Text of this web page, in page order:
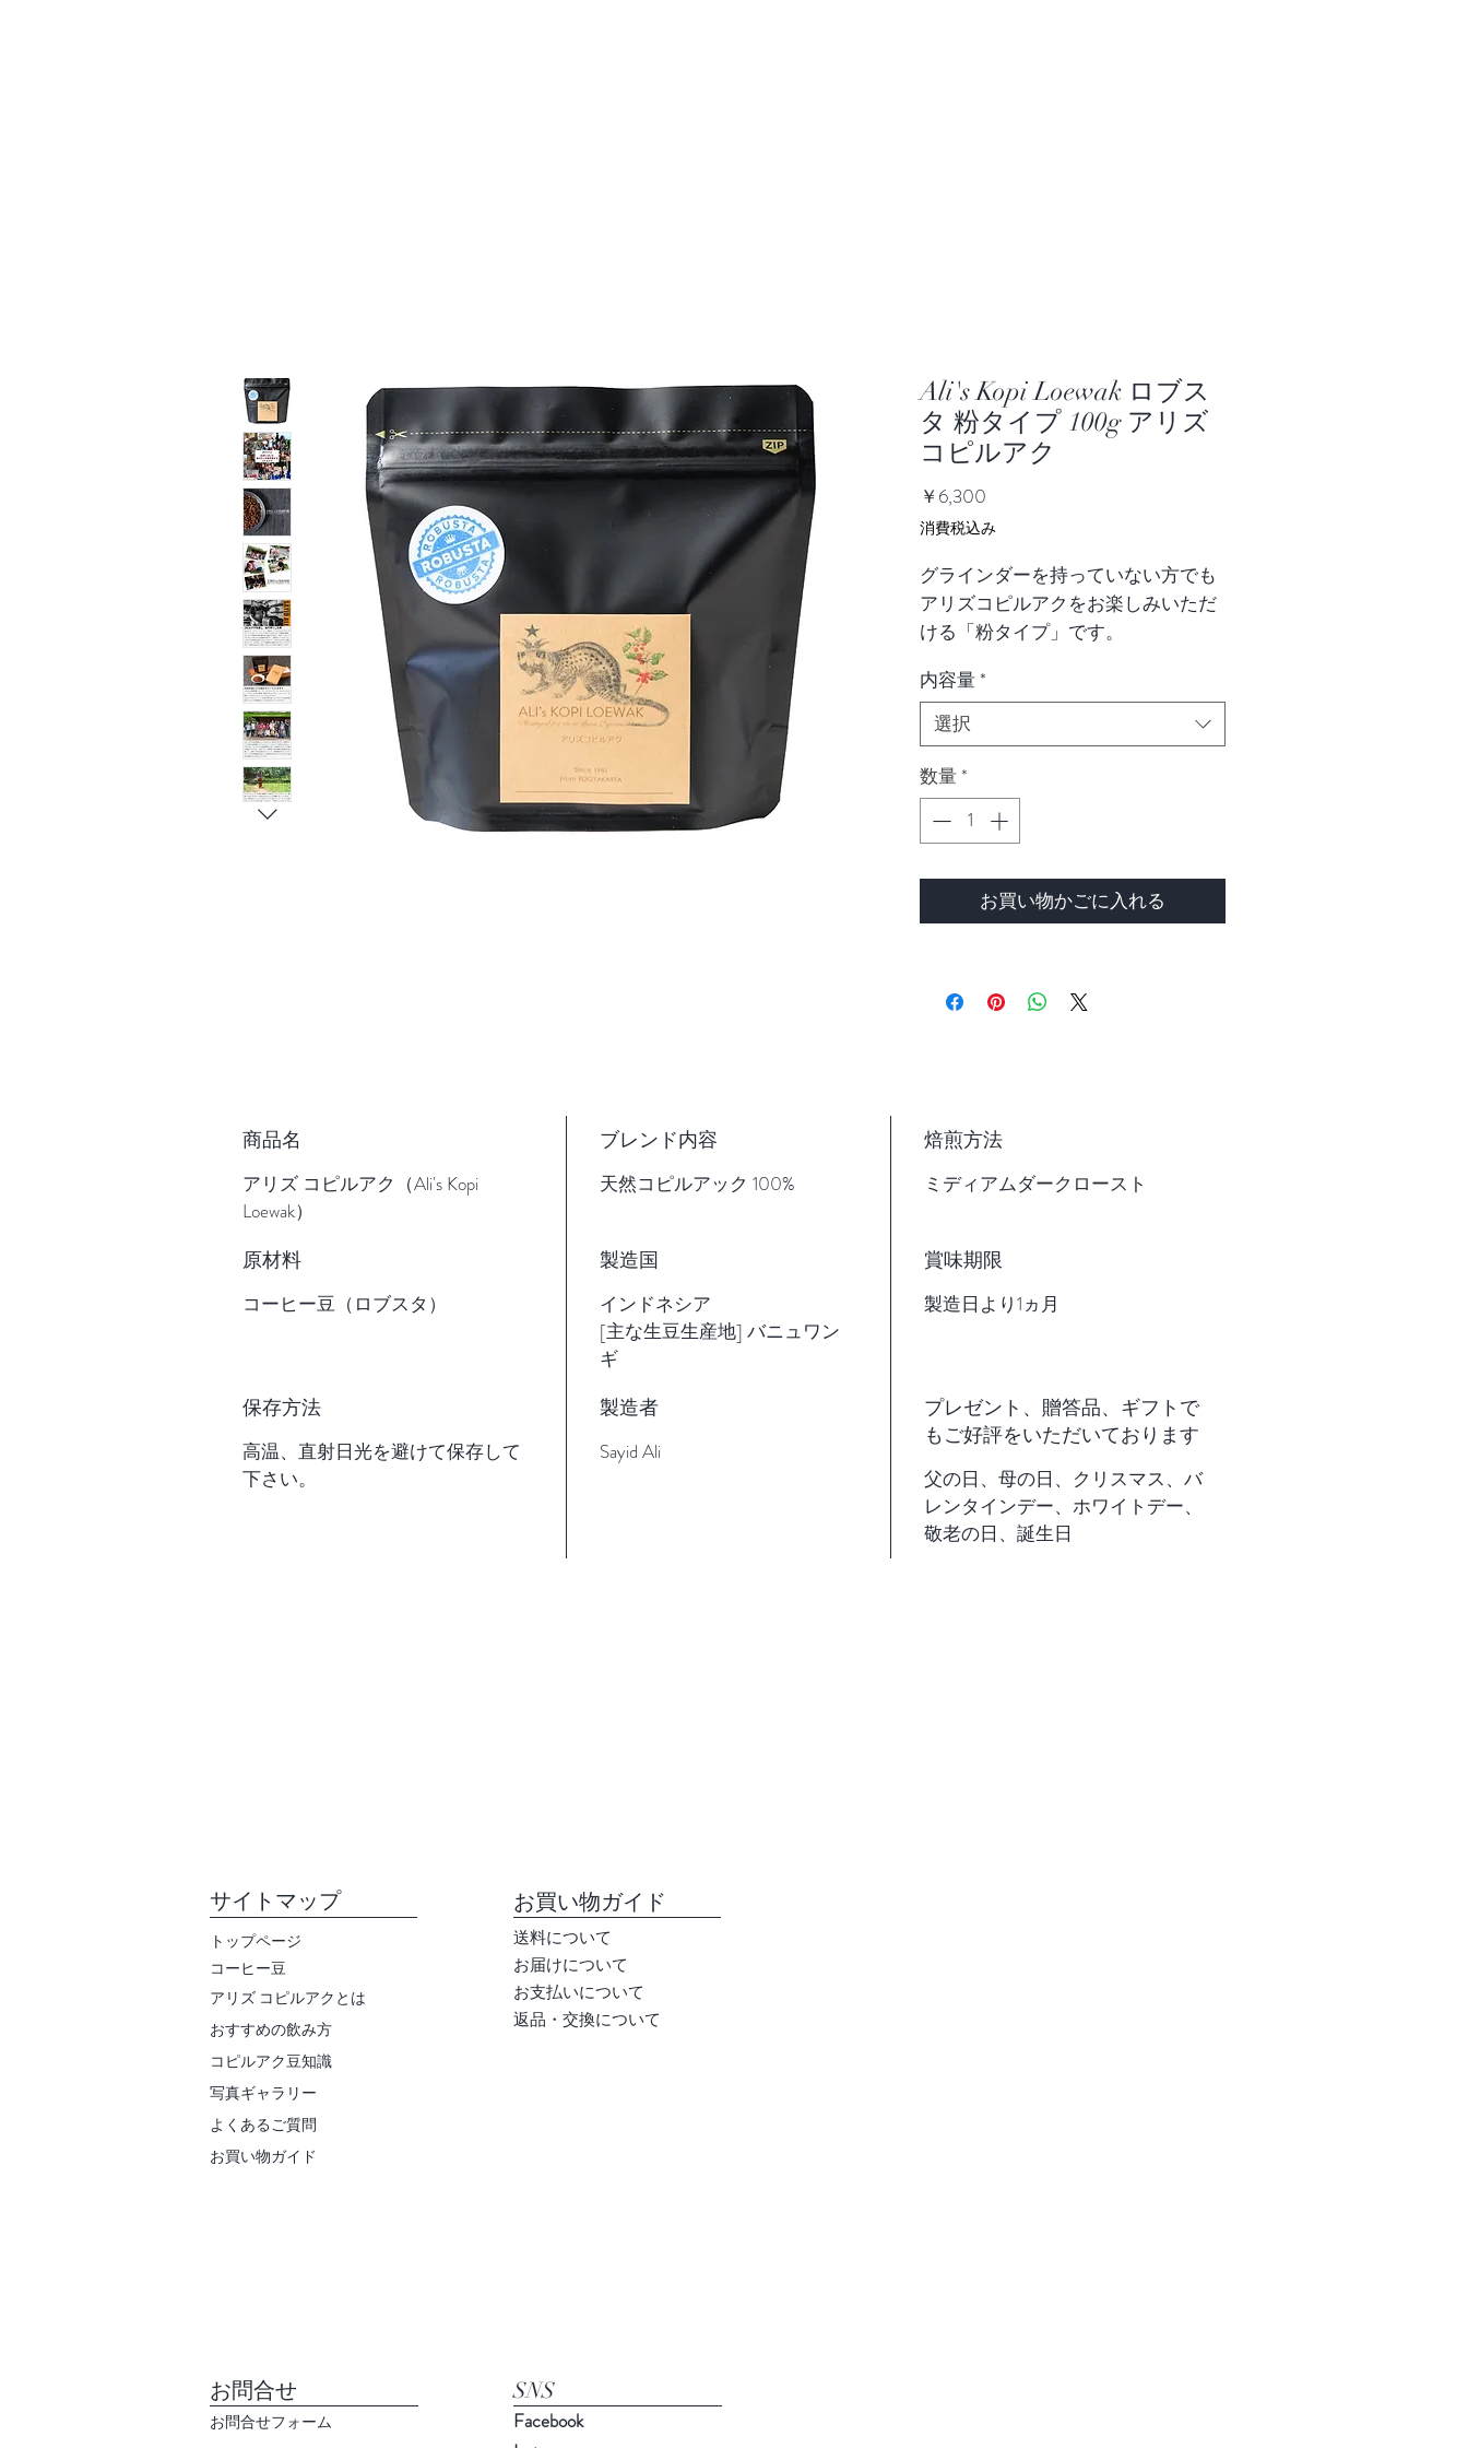
Ali's Kopi Loewak ロブス
タ 粉タイプ 100g アリズ
コピルアク
￥6,300
格
消費税込み
グラインダーを持っていない方でも
アリズコピルアクをお楽しみいただ
ける「粉タイプ」です。
す。コピルアクの風味を一番お楽し
みいただける細挽きです。
コピルアクの風味を最大限にお楽し
みいただくために、1週間以内にお飲
みいただくことをお勧めいたしま
す。
一般的にロブスタ種は苦みや雑味が
強くアラビカ種の方が良いとされま
発酵とロブスタ種は相性が良く独特
場合はロブスタの方がおすすめで
す。
少し苦みがあるコーヒーが好きな
よりワイルドな味を楽しみたい方
ルアクを試したい方
ご注文前に是非、アリズ コピルアッ
クのこだわりをご覧ください。
内容量*
選択
数量*
お買い物かごに入れる
商品名
アリズ コピルアク（Ali's Kopi
Loewak）
ブレンド内容
天然コピルアック 100%
焙煎方法
ミディアムダークロースト
原材料
コーヒー豆（ロブスタ）
製造国
インドネシア
[主な生豆生産地] バニュワン
ギ
賞味期限
製造日より1ヵ月
保存方法
高温、直射日光を避けて保存して
下さい。
製造者
Sayid Ali
プレゼント、贈答品、ギフトで
もご好評をいただいております
父の日、母の日、クリスマス、バ
レンタインデー、ホワイトデー、
敬老の日、誕生日
​サイトマップ ​お買い物ガイド
トップページ
コーヒー豆
アリズ コピルアクとは
​おすすめの飲み方
​コピルアク豆知識
写真ギャラリー
​よくあるご質問
​お買い物ガイド
送料について
お届けについて
お支払いについて
返品・交換について
​お問合せ
お問合せフォーム
​SNS
Facebook